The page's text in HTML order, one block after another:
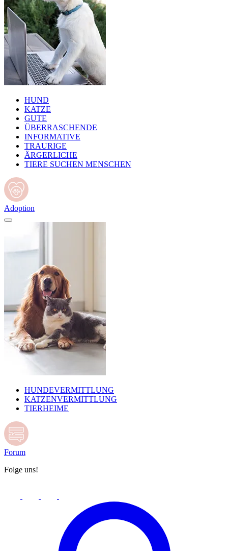
HUND
KATZE
GUTE
ÜBERRASCHENDE
INFORMATIVE
TRAURIGE
ÄRGERLICHE
TIERE SUCHEN MENSCHEN
Adoption
HUNDEVERMITTLUNG
KATZENVERMITTLUNG
TIERHEIME
Forum
Folge uns!